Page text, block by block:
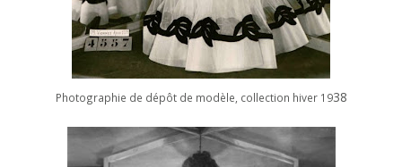
Photographie de dépôt de modèle, collection hiver 1938